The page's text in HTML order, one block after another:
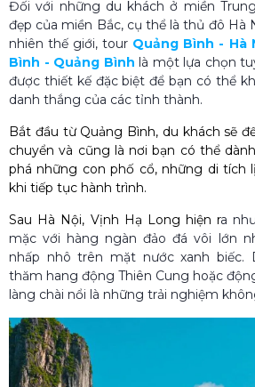
Đối với những du khách ở miền
đẹp của miền Bắc, cụ thể là thủ đô Hà
nhiên thế giới, tour Quảng Bình - Hà
Bình - Quảng Bình là một lựa chọn
được thiết kế đặc biệt để bạn có thể
danh thắng của các tỉnh thành.
Bắt đầu từQuảng Bình, du khách sẽ
chuyển và cũng là nơi bạn có thể
phá những con phố cổ, những di tích
khi tiếp tục hành trình.
Sau Hà Nội, Vịnh Hạ Long hiện ra
mặc với hàng ngàn đảo đá vôi lớn
nhấp nhô trên mặt nước xanh biếc.
thăm hang động Thiên Cung hoặc
làng chài nổi là những trải nghiệm